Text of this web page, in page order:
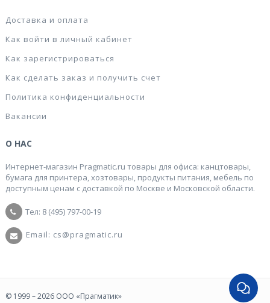
Доставка и оплата
Как войти в личный кабинет
Как зарегистрироваться
Как сделать заказ и получить счет
Политика конфиденциальности
Вакансии
О НАС
Интернет-магазин Pragmatic.ru товары для офиса: канцтовары,
бумага для принтера, хозтовары, продукты питания, мебель по
доступным ценам с доставкой по Москве и Московской области.
Тел: 8 (495) 797-00-19
Email: cs@pragmatic.ru
© 1999 – 2026 ООО «Прагматик»